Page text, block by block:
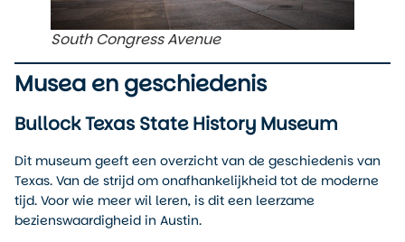
South Congress Avenue
Musea en geschiedenis
Bullock Texas State History Museum
Dit museum geeft een overzicht van de geschiedenis van
Texas. Van de strijd om onafhankelijkheid tot de moderne
tijd. Voor wie meer wil leren, is dit een leerzame
bezienswaardigheid in Austin.